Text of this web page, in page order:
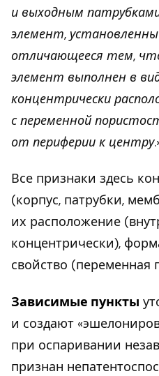
и выходным
элемент,
отличающееся тем,
элемент выполнен в
концентрически
с переменной
от периферии к центру.
Все признаки здесь
(корпус, патрубки,
их расположение
концентрически),
свойство (переменная
Зависимые пункты
и создают
при оспаривании
признан